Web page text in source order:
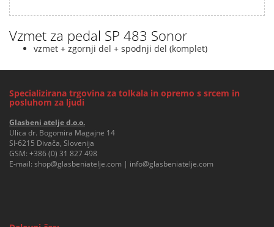
Vzmet za pedal SP 483 Sonor
vzmet + zgornji del + spodnji del (komplet)
Specializirana trgovina za tolkala in opremo s srcem in
posluhom za ljudi
Glasbeni atelje d.o.o.
Ulica dr. Bogomira Magajne 14
SI-6215 Divača, Slovenija
GSM: +386 (0) 31 827 498
E-mail: shop@glasbeniatelje.com | info@glasbeniatelje.com